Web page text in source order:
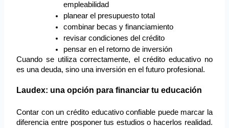
empleabilidad
planear el presupuesto total
combinar becas y financiamiento
revisar condiciones del crédito
pensar en el retorno de inversión
Cuando se utiliza correctamente, el crédito educativo no
es una deuda, sino una inversión en el futuro profesional.
Laudex: una opción para financiar tu educación
Contar con un crédito educativo confiable puede marcar la
diferencia entre posponer tus estudios o hacerlos realidad.